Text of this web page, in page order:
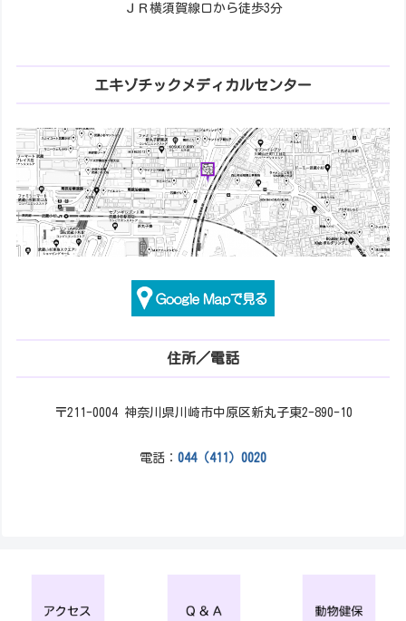
ＪＲ横須賀線口から徒歩3分
エキゾチックメディカルセンター
住所／電話
〒211-0004 神奈川県川崎市中原区新丸子東2-890-10
電話： 044（411）0020